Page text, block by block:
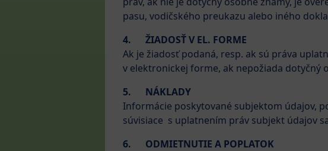
pasu, vodičského preukazu alebo iného
4. ŽIADOSŤ V EL. FORME
Ak je žiadosť podaná, resp. ak sú práva
v elektronickej forme, ak nepožiada dotyčný
5. NÁKLADY
Informácie poskytované subjektom údajov,
súvisiace s uplatnením práv subjekt údajov
6. ODMIETNUTIE A POPLATOK